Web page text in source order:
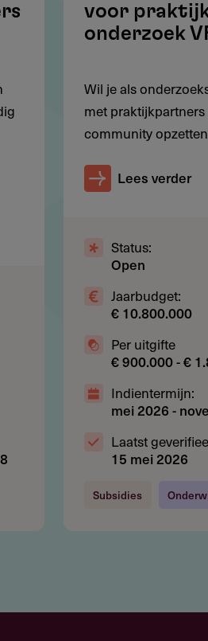
voor
onderzoek
Wil je als
met
community
Lees verder
Status:
Open
Jaarbudget:
€ 10.800.000
Per uitgifte
€ 900.000 - €
Indientermijn:
mei 2026-
Laatst
15 mei 2026
Subsidies